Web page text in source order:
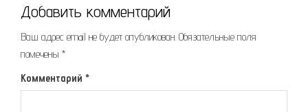
Добавить комментарий
Ваш адрес email не будет опубликован. Обязательные поля
помечены *
Комментарий *